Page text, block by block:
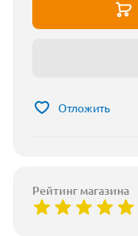
Отложить
Рейтинг магазина